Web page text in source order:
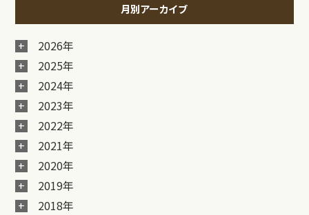
月別アーカイブ
2026年
2025年
2024年
2023年
2022年
2021年
2020年
2019年
2018年